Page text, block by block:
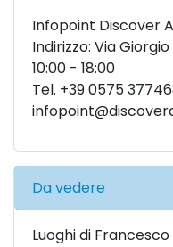
Infopoint Discover
Indirizzo: Via
10:00 - 18:00
Tel. +39 0575
Da vedere
Luoghi di